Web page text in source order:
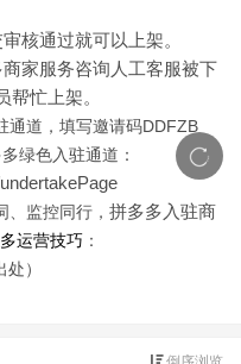
核通过就可以上架。
家服务咨询人工客服被下
忙上架。
通道，填写邀请码DDFZB
绿色入驻通道：
、监控同行， 拼多多入驻商
运营技巧 ：
）